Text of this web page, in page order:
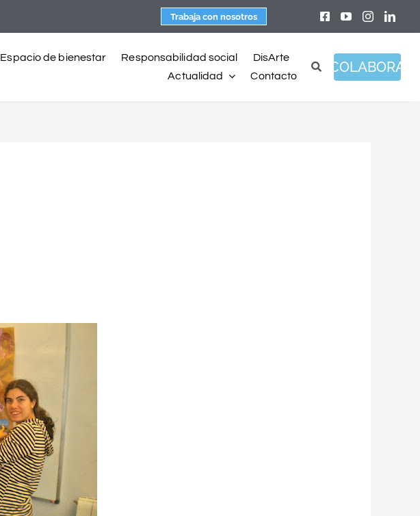
Trabaja con nosotros
Espacio de bienestar Responsabilidad social
DisArte
Actualidad
Contacto
COLABORA